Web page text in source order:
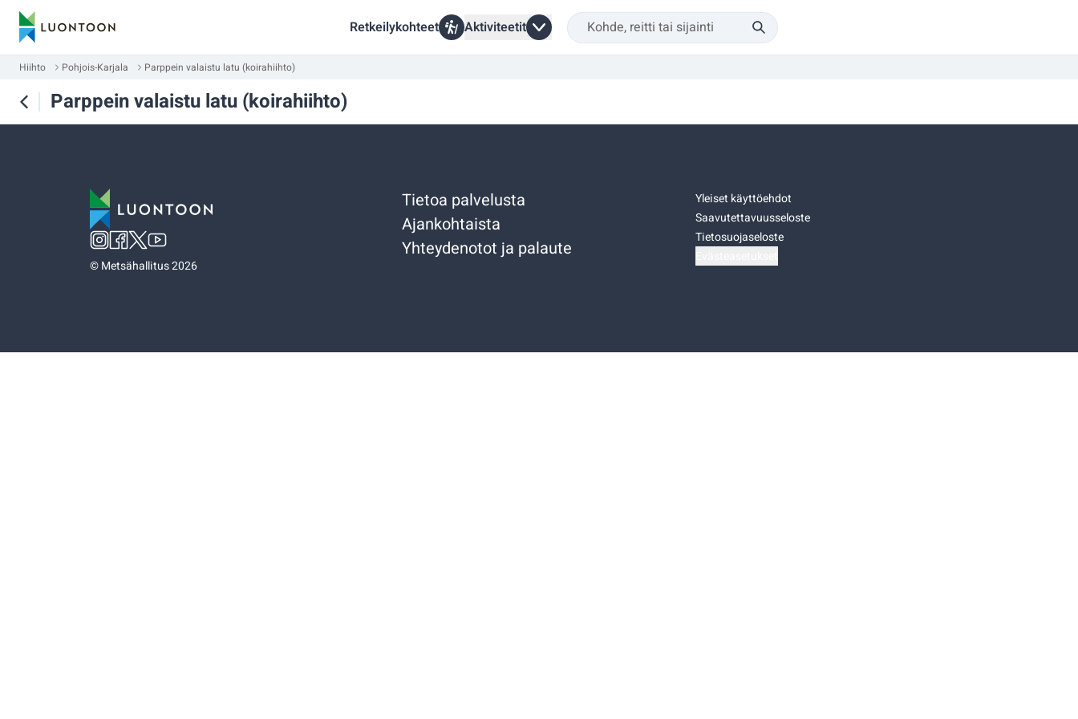
Retkeilykohteet Aktiviteetit
Hiihto Pohjois-Karjala Parppein valaistu latu (koirahiihto)
Parppein valaistu latu (koirahiihto)
©Metsähallitus 2026
Tietoa palvelusta
Ajankohtaista
Yhteydenotot ja palaute
Yleiset käyttöehdot
Saavutettavuusseloste
Tietosuojaseloste